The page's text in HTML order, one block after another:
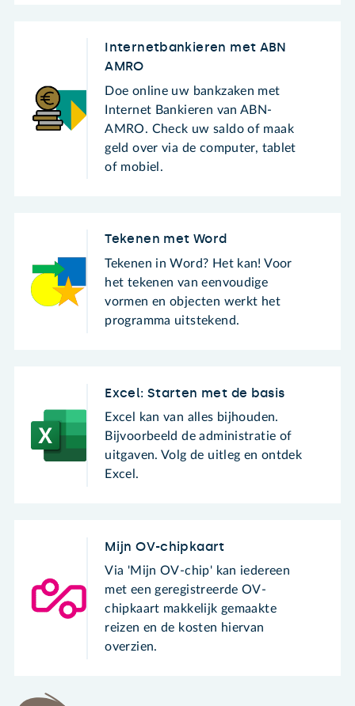
Internetbankieren met ABN
AMRO
Doe online uw bankzaken met
Internet Bankieren van ABN-
AMRO. Check uw saldo of maak
geld over via de computer, tablet
of mobiel.
Tekenen met Word
Tekenen in Word? Het kan! Voor
het tekenen van eenvoudige
vormen en objecten werkt het
programma uitstekend.
Excel: Starten met de basis
Excel kan van alles bijhouden.
Bijvoorbeeld de administratie of
uitgaven. Volg de uitleg en ontdek
Excel.
Mijn OV-chipkaart
Via 'Mijn OV-chip' kan iedereen
met een geregistreerde OV-
chipkaart makkelijk gemaakte
reizen en de kosten hiervan
overzien.